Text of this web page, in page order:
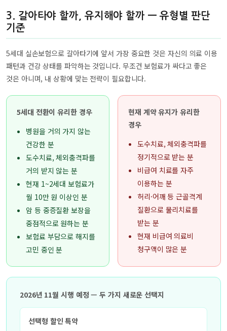
3. 갈아타야 할까, 유지해야 할까 — 유형별 판단
기준
5세대 실손보험으로 갈아타기에 앞서 가장 중요한 것은 자신의 의료 이용
패턴과 건강 상태를 파악하는 것입니다. 무조건 보험료가 싸다고 좋은
것은 아니며, 내 상황에 맞는 전략이 필요합니다.
5세대 전환이 유리한 경우
병원을 거의 가지 않는
건강한 분
도수치료, 체외충격파를
거의 받지 않는 분
현재 1~2세대 보험료가
월 10만 원 이상인 분
암 등 중증질환 보장을
중점적으로 원하는 분
보험료 부담으로 해지를
고민 중인 분
현재 계약 유지가 유리한
경우
도수치료, 체외충격파를
정기적으로 받는 분
비급여 치료를 자주
이용하는 분
허리·어깨 등 근골격계
질환으로 물리치료를
받는 분
현재 비급여 의료비
청구액이 많은 분
2026년 11월 시행 예정 — 두 가지 새로운 선택지
선택형 할인 특약